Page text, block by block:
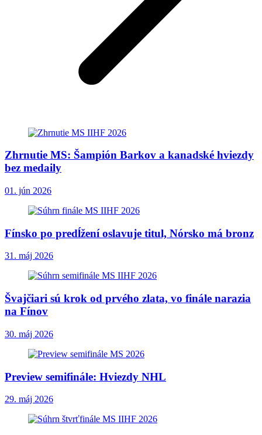
Zhrnutie MS: Šampión Barkov a kanadské hviezdy
bez medaily
01. jún 2026
Fínsko po predĺžení oslavuje titul, Nórsko má bronz
31. máj 2026
Švajčiari sú krok od prvého zlata, vo finále narazia
na Fínov
30. máj 2026
Preview semifinále: Hviezdy NHL
29. máj 2026